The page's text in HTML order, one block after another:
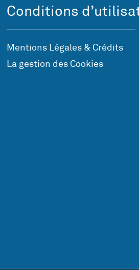
Conditions
Mentions Légales & Crédits
La gestion des Cookies